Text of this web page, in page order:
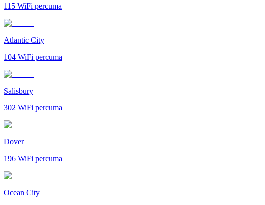
115 WiFi percuma
Atlantic City
104 WiFi percuma
Salisbury
302 WiFi percuma
Dover
196 WiFi percuma
Ocean City